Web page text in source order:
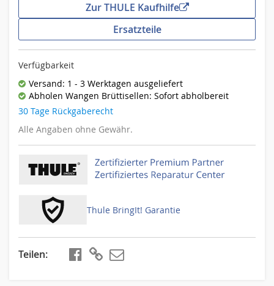
Zur THULE Kaufhilfe
Ersatzteile
Verfügbarkeit
Versand: 1 - 3 Werktagen ausgeliefert
Abholen Wangen Brüttisellen: Sofort abholbereit
30 Tage Rückgaberecht
Alle Angaben ohne Gewähr.
Thule BringIt! Garantie
Teilen